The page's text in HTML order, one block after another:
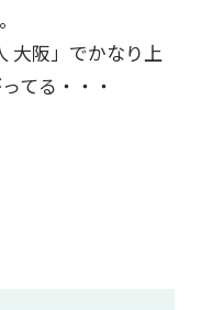
大阪」でかなり上
てる・・・